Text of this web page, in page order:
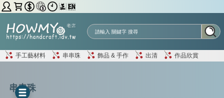
手工藝材料 串串珠 飾品 & 手作 出清 作品欣賞
串串珠